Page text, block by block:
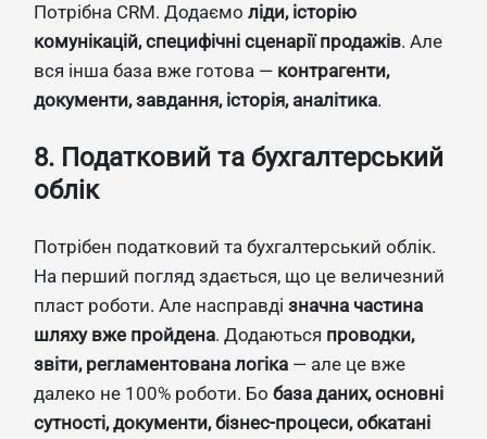
Потрібна CRM. Додаємо ліди, історію
комунікацій, специфічні сценарії продажів. Але
вся інша база вже готова — контрагенти,
документи, завдання, історія, аналітика.
8. Податковий та бухгалтерський
облік
Потрібен податковий та бухгалтерський облік.
На перший погляд здається, що це величезний
пласт роботи. Але насправді значна частина
шляху вже пройдена. Додаються проводки,
звіти, регламентована логіка — але це вже
далеко не 100% роботи. Бо база даних, основні
сутності, документи, бізнес-процеси, обкатані